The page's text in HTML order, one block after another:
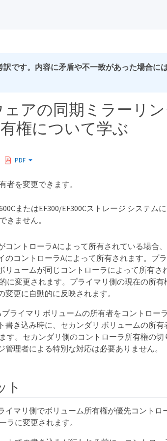
訳です。内容に矛盾や不一致があった場合に
アの同期ミラーリ
権について学ぶ
PDF
者を変更できます。
またはEF300/EF300Cストレージ システム
きません。
コントローラAによって所有されている場合
のコントローラAによって所有されます。プ
リュームが同じコントローラによって所有さ
に変更されます。プライマリ側の現在の所有
更に自動的に反映されます。
ライマリ ボリュームの所有者をコントロー
書き込み時に、セカンダリ ボリュームの所有
す。セカンダリ側のコントローラ所有権の切
理者による特別な対応は必要ありません。
ト
イマリ側でボリューム所有権が優先コントロ
ラに変更されます。